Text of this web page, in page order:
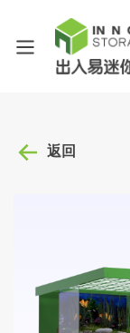
返回